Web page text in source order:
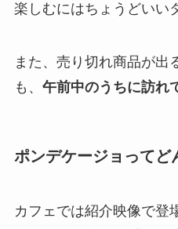
楽しむにはちょうどいい
また、売り切れ商品が出
も、 午前中のうちに訪れ
ポンデケージョってど
カフェでは紹介映像で登